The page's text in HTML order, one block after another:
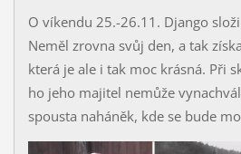
O víkendu 25.-26.11. Django
Neměl zrovna svůj den, a tak
která je ale i tak moc krásná. Při
ho jeho majitel nemůže
spousta naháněk, kde se bude